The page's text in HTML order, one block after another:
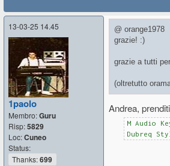
13-03-25 14.45
1paolo
Membro:Guru
Risp:5829
Loc:Cuneo
Status:
Thanks:699
@ orange1978
grazie! :)
grazie a tutti
(oltretutto
Andrea,
M Audio
Dubreq